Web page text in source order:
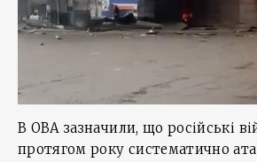
В ОВА зазначили, що російські
протягом року систематично